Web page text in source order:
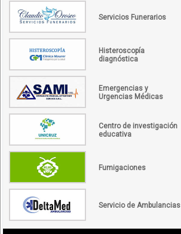
Servicios Funerarios
Histeroscopía
diagnóstica
Emergencias y
Urgencias Médicas
Centro de investigación
educativa
Fumigaciones
Servicio de Ambulancias